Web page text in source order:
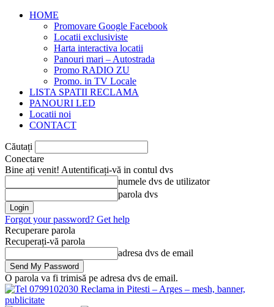
HOME
Promovare Google Facebook
Locatii exclusiviste
Harta interactiva locatii
Panouri mari – Autostrada
Promo RADIO ZU
Promo. in TV Locale
LISTA SPATII RECLAMA
PANOURI LED
Locatii noi
CONTACT
Căutați
Conectare
Bine ați venit! Autentificați-vă in contul dvs
numele dvs de utilizator
parola dvs
Forgot your password? Get help
Recuperare parola
Recuperați-vă parola
adresa dvs de email
O parola va fi trimisă pe adresa dvs de email.
Reclama in Pitesti – Arges – mesh, banner,
publicitate